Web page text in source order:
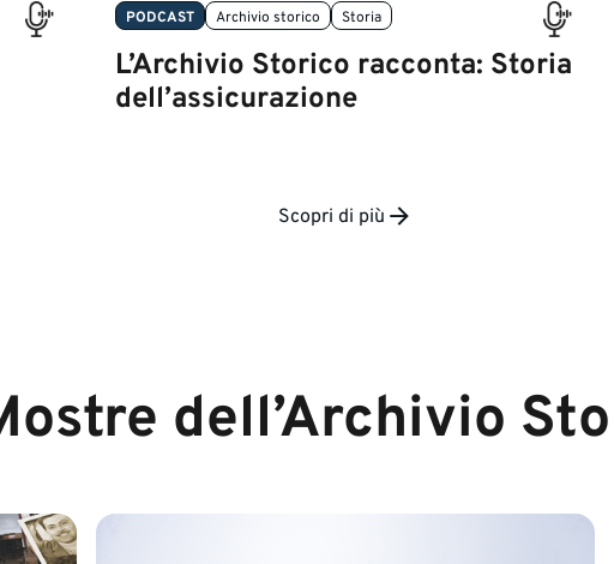
PODCAST Archivio storico Storia
L’Archivio Storico racconta: Storia
dell’assicurazione
Scopri di più
dell’Archivio